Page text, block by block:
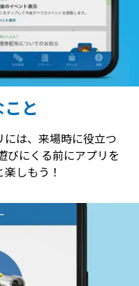
と
には、来場時に役立つ
びにくる前にアプリを
しもう！